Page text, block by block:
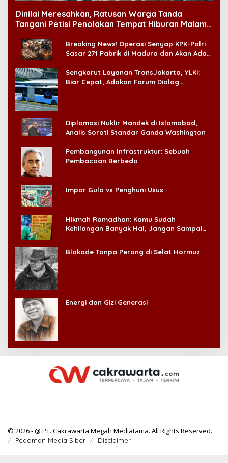
Dinilai Meresahkan, Ratusan Warga Tanda
Tangani Petisi Penolakan Tempat Hiburan Malam
Breaking News! Operasi Senyap KPK-Polri
Sasar 271 Pabrik di Madura dan Akan Ada
Sengkarut Layanan TransJakarta, YLKI:
Biar Cepat, Adakan Forum Dialog
Diplomasi Nuklir Mandek di Islamabad,
Analis Soroti Standar Ganda Washington
Pembangunan Infrastruktur: Sebuah
Pembacaan Berbeda
Impor Gula vs Penghuni Usus
Hikmah Ramadhan: Kamu Sudah
Kehilangan Banyak Hal, Jangan Sampai
Blokade Tanpa Perang di Selat Hormuz
Energi dan Gizi Generasi
© 2026 - @ PT. Cakrawarta Megah Mediatama. All Rights Reserved.
Pedoman Media Siber Disclaimer